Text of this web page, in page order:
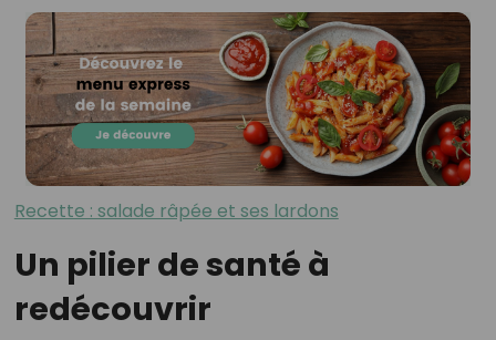
Recette : salade râpée et ses lardons
Un pilier de santé à
redécouvrir